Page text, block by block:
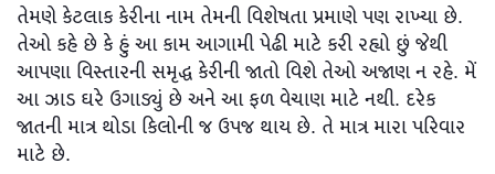
તેમણે કેટલાક કેરીના નામ તેમની વિશેષતા પ્રમાણે પણ રાખ્યા છે.
તેઓ કહે છે કે હું આ કામ આગામી પેઢી માટે કરી રહ્યો છું જેથી
આપણા વિસ્તારની સમૃદ્ધ કેરીની જાતો વિશે તેઓ અજાણ ન રહે. મેં
આ ઝાડ ઘરે ઉગાડ્યું છે અને આ ફળ વેચાણ માટે નથી. દરેક
જાતની માત્ર થોડા કિલોની જ ઉપજ થાય છે. તે માત્ર મારા પરિવાર
માટે છે.